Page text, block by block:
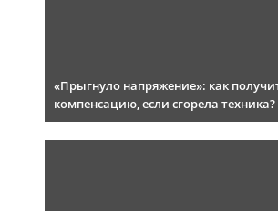
«Прыгнуло напряжение»: как
компенсацию, если сгорела техника?